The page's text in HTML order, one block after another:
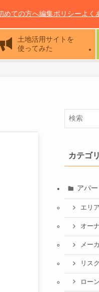
土地活用サイトを
使ってみた
めての方へ編集ポリシーよく
カテゴ
アパ
エリ
オー
メー
リス
ロー